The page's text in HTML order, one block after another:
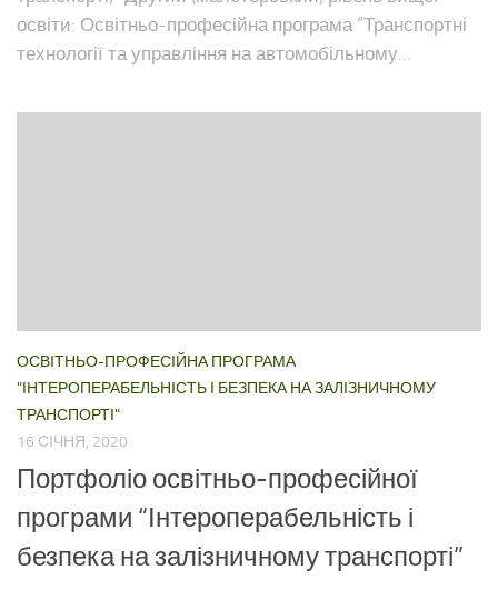
освіти: Освітньо-професійна програма “Транспортні
технології та управління на автомобільному...
ОСВІТНЬО-ПРОФЕСІЙНА ПРОГРАМА
"ІНТЕРОПЕРАБЕЛЬНІСТЬ І БЕЗПЕКА НА ЗАЛІЗНИЧНОМУ
ТРАНСПОРТІ"
16 СІЧНЯ, 2020
Портфоліо освітньо-професійної
програми “Інтероперабельність і
безпека на залізничному транспорті”